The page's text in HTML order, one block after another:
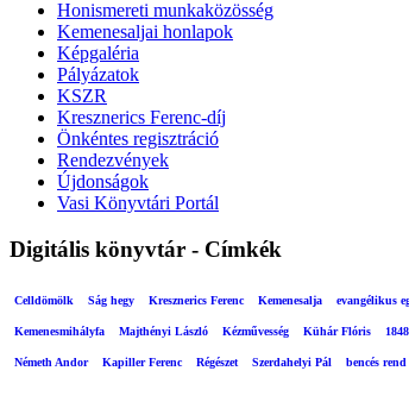
Honismereti munkaközösség
Kemenesaljai honlapok
Képgaléria
Pályázatok
KSZR
Kresznerics Ferenc-díj
Önkéntes regisztráció
Rendezvények
Újdonságok
Vasi Könyvtári Portál
Digitális könyvtár - Címkék
Celldömölk Ság hegy Kresznerics Ferenc Kemenesalja evangélikus
Kemenesmihályfa Majthényi László Kézművesség Kühár Flóris
Németh Andor Kapiller Ferenc Régészet Szerdahelyi Pál bencés rend